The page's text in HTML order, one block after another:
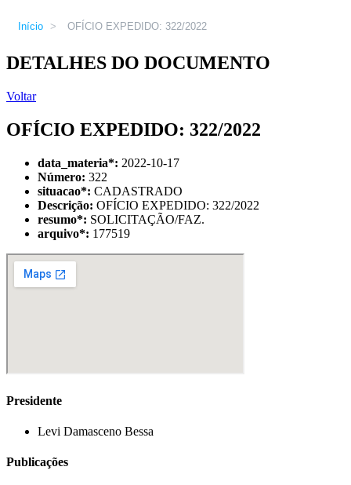
Início > OFÍCIO EXPEDIDO: 322/2022
DETALHES DO DOCUMENTO
Voltar
OFÍCIO EXPEDIDO: 322/2022
data_materia*: 2022-10-17
Número: 322
situacao*: CADASTRADO
Descrição: OFÍCIO EXPEDIDO: 322/2022
resumo*: SOLICITAÇÃO/FAZ.
arquivo*: 177519
Presidente
Levi Damasceno Bessa
Publicações